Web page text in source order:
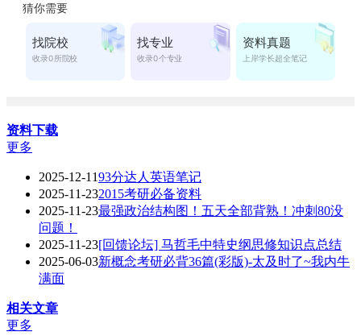
资料下载
更多
2025-12-1193分达人英语笔记
2025-11-232015考研必备资料
2025-11-23最强政治结构图！五天全部背熟！冲刺80没
问题！
2025-11-23[回馈论坛] 马哲毛中特史纲思修知识点总结
2025-06-03新概念考研必背36篇(彩版)-太及时了~我内牛
满面
相关文章
更多